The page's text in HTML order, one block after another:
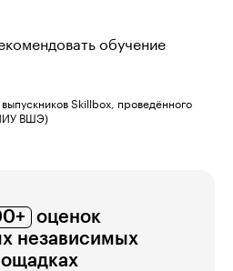
обучение
Skillbox, проведённого
ВШЭ)
оценок
независимых